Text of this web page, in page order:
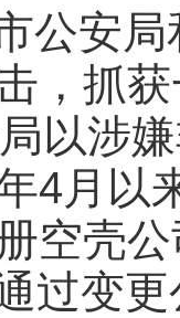
公安
，抓
以涉
4月以
空壳
过变